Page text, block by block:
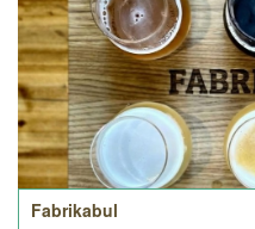
Fabrikabul